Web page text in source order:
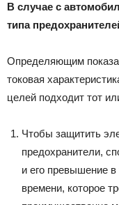
В случае с
типа
Определяющим
токовая
целей подходит тот
Чтобы защитить
предохранители,
и его превышение в
времени, которое